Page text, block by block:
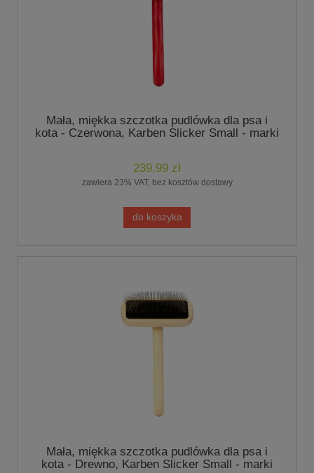
Mała, miękka szczotka pudlówka dla psa i
kota - Czerwona, Karben Slicker Small - marki
239,99 zł
zawiera 23% VAT, bez kosztów dostawy
do koszyka
Mała, miękka szczotka pudlówka dla psa i
kota - Drewno, Karben Slicker Small - marki